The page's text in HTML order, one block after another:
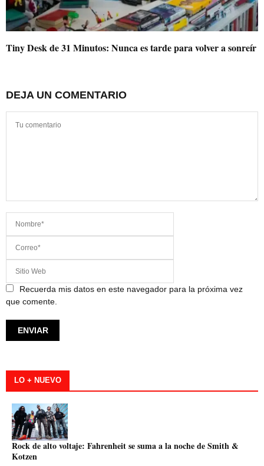
Tiny Desk de 31 Minutos: Nunca es tarde para volver a sonreír
DEJA UN COMENTARIO
Recuerda mis datos en este navegador para la próxima vez
que comente.
LO + NUEVO
Rock de alto voltaje: Fahrenheit se suma a la noche de Smith &
Kotzen